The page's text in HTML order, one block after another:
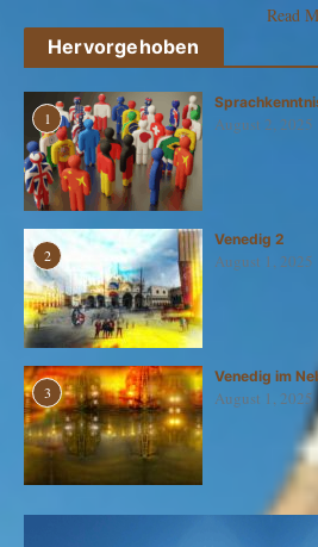
Read
Hervorgehoben
1 August 2, 2025
2
Venedig 2
August 1, 2025
3
Venedig im
August 1, 2025